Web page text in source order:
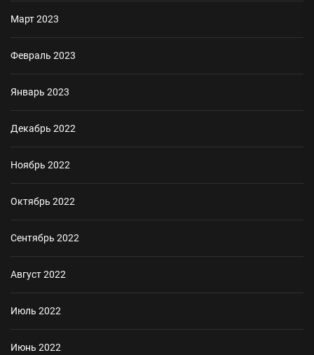
Март 2023
Февраль 2023
Январь 2023
Декабрь 2022
Ноябрь 2022
Октябрь 2022
Сентябрь 2022
Август 2022
Июль 2022
Июнь 2022